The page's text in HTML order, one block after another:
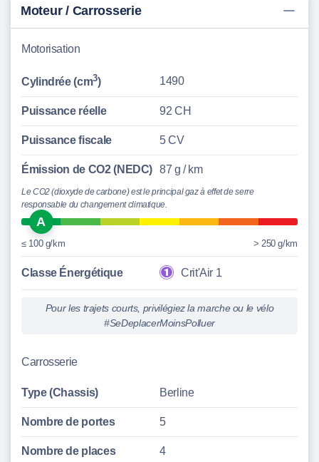
Moteur / Carrosserie
Motorisation
Cylindrée (cm3) 1490
Puissance réelle 92 CH
Puissance fiscale 5 CV
Émission de CO2 (NEDC) 87 g / km
Le CO2 (dioxyde de carbone) est le principal gaz à effet de serre
responsable du changement climatique.
A
≤ 100 g/km > 250 g/km
Classe Énergétique Crit'Air 1
Pour les trajets courts, privilégiez la marche ou le vélo
#SeDeplacerMoinsPolluer
Carrosserie
Type (Chassis) Berline
Nombre de portes 5
Nombre de places 4